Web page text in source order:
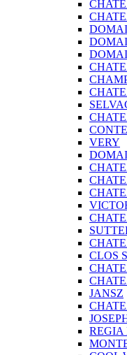
VERY
CLOS
JANSZ
REGIA